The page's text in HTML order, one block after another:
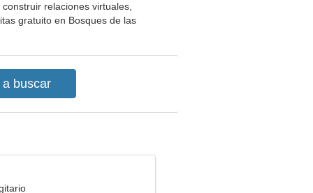
relaciones virtuales,
gratuito en Bosques de las